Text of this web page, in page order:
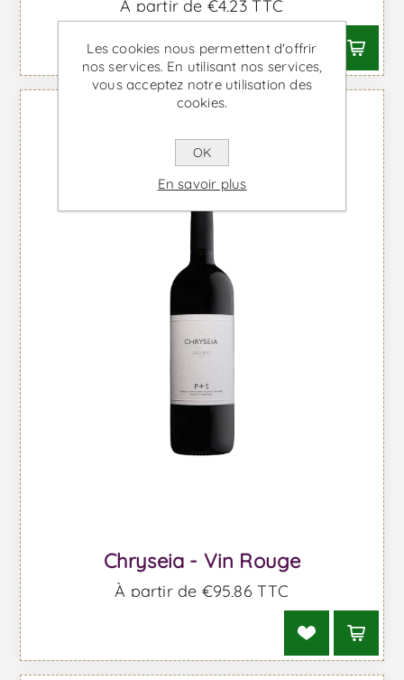
À partir de €4,23 TTC
Chryseia - Vin Rouge
À partir de €95,86 TTC
Les cookies nous permettent d'offrir
nos services. En utilisant nos services,
vous acceptez notre utilisation des
cookies.
OK
En savoir plus